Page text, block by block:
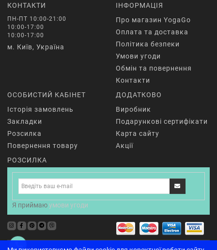
КОНТАКТИ
ПН-ПТ 10:00-21:00
10:00-17:00
10:00-17:00
м. Київ, Україна
ІНФОРМАЦІЯ
Про магазин YogaGo
Оплата та доставка
Політика безпеки
Умови угоди
Обмін та повернення
Контакти
ОСОБИСТИЙ КАБІНЕТ
Історія замовлень
Закладки
Розсилка
Повернення товару
ДОДАТКОВО
Виробник
Подарункові сертифікати
Карта сайту
Акції
РОЗСИЛКА
Я приймаюумови угоди